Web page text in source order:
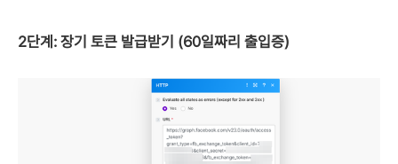
2단계: 장기 토큰 발급받기 (60일짜리 출입증)